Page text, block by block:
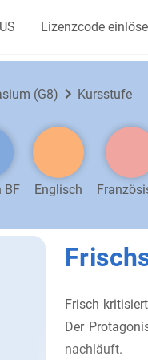
Lizenzcode
(G8) Kursstufe
BF Englisch
Frisch
Der
nachläuft.